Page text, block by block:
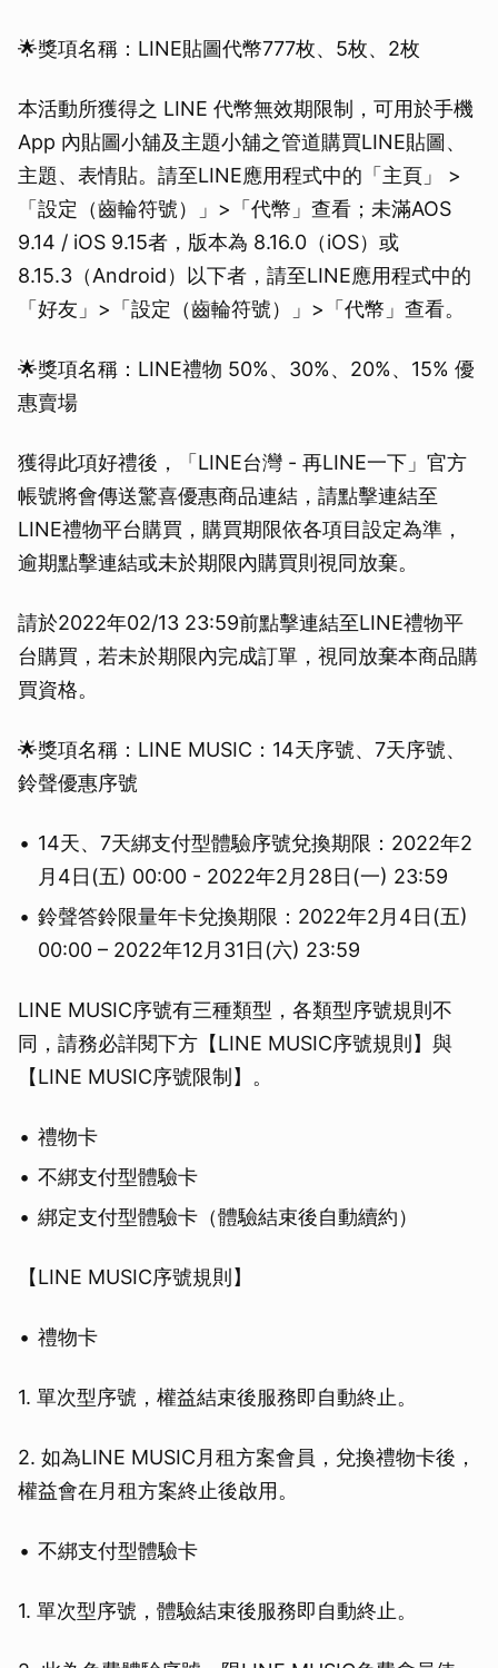
🌟獎項名稱：LINE貼圖代幣777枚、5枚、2枚
本活動所獲得之 LINE 代幣無效期限制，可用於手機
App 內貼圖小舖及主題小舖之管道購買LINE貼圖、
主題、表情貼。請至LINE應用程式中的「主頁」 >
「設定（齒輪符號）」>「代幣」查看；未滿AOS
9.14 / iOS 9.15者，版本為 8.16.0（iOS）或
8.15.3（Android）以下者，請至LINE應用程式中的
「好友」>「設定（齒輪符號）」>「代幣」查看。
🌟獎項名稱：LINE禮物 50%、30%、20%、15% 優
惠賣場
獲得此項好禮後，「LINE台灣 - 再LINE一下」官方
帳號將會傳送驚喜優惠商品連結，請點擊連結至
LINE禮物平台購買，購買期限依各項目設定為準，
逾期點擊連結或未於期限內購買則視同放棄。
請於2022年02/13 23:59前點擊連結至LINE禮物平
台購買，若未於期限內完成訂單，視同放棄本商品購
買資格。
🌟獎項名稱：LINE MUSIC：14天序號、7天序號、
鈴聲優惠序號
14天、7天綁支付型體驗序號兌換期限：2022年2
月4日(五) 00:00 - 2022年2月28日(一) 23:59
鈴聲答鈴限量年卡兌換期限：2022年2月4日(五)
00:00 – 2022年12月31日(六) 23:59
LINE MUSIC序號有三種類型，各類型序號規則不
同，請務必詳閱下方【LINE MUSIC序號規則】與
【LINE MUSIC序號限制】。
禮物卡
不綁支付型體驗卡
綁定支付型體驗卡（體驗結束後自動續約）
【LINE MUSIC序號規則】
禮物卡
1. 單次型序號，權益結束後服務即自動終止。
2. 如為LINE MUSIC月租方案會員，兌換禮物卡後，
權益會在月租方案終止後啟用。
不綁支付型體驗卡
1. 單次型序號，體驗結束後服務即自動終止。